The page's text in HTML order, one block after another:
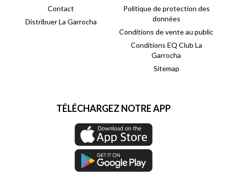
Contact
Distribuer La Garrocha
Politique de protection des
données
Conditions de vente au public
Conditions EQ Club La
Garrocha
Sitemap
TÉLÉCHARGEZ NOTRE APP